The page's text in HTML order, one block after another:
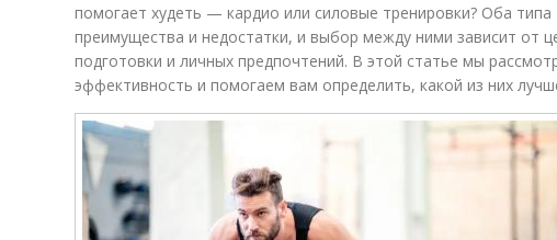
помогает худеть — кардио или силовые тренировки? Оба
преимущества и недостатки, и выбор между ними зависит от
подготовки и личных предпочтений. В этой статье мы
эффективность и помогаем вам определить, какой из них